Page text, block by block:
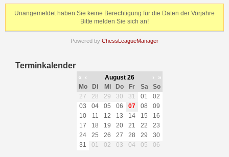
Unangemeldet haben Sie keine Berechtigung für die Daten der Vorjahre
Bitte melden Sie sich an!
Powered by ChessLeagueManager
Terminkalender
« ‹ August 26 ›
»
Mo
Di Mi Do Fr Sa
So
27
28 29 30 31 01
02
03
04 05 06 07 08
09
10
11 12 13 14 15
16
17
18 19 20 21 22
23
24
25 26 27 28 29
30
31
01 02 03 04 05 06